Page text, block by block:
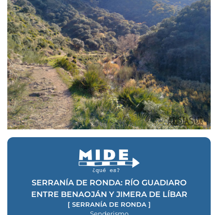
SERRANÍA DE RONDA: RÍO GUADIARO
ENTRE BENAOJÁN Y JIMERA DE LÍBAR
[ SERRANÍA DE RONDA]
Senderismo